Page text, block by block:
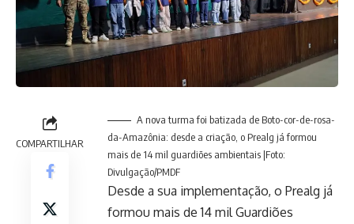
COMPARTILHAR
A nova turma foi batizada de Boto-cor-de-rosa-
da-Amazônia: desde a criação, o Prealg já formou
mais de 14 mil guardiões ambientais |Foto:
Divulgação/PMDF
Desde a sua implementação, o Prealg já
formou mais de 14 mil Guardiões